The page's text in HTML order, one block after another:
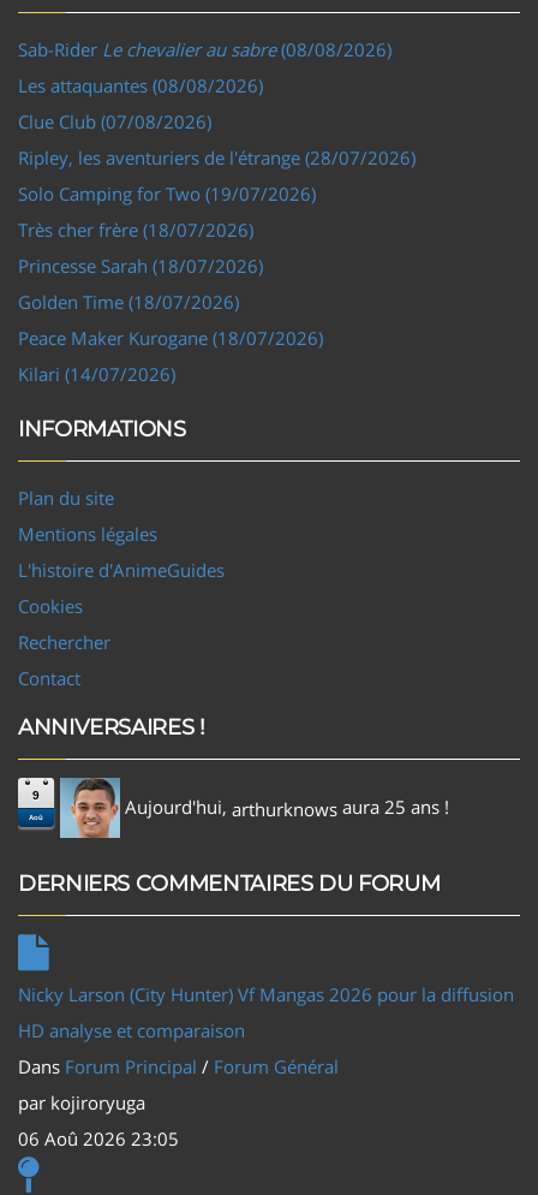
Sab-Rider Le chevalier au sabre(08/08/2026)
Les attaquantes (08/08/2026)
Clue Club (07/08/2026)
Ripley, les aventuriers de l'étrange (28/07/2026)
Solo Camping for Two (19/07/2026)
Très cher frère (18/07/2026)
Princesse Sarah (18/07/2026)
Golden Time (18/07/2026)
Peace Maker Kurogane (18/07/2026)
Kilari (14/07/2026)
INFORMATIONS
Plan du site
Mentions légales
L'histoire d'AnimeGuides
Cookies
Rechercher
Contact
ANNIVERSAIRES !
9
Aoû Aujourd'hui, arthurknows aura 25 ans !
DERNIERS COMMENTAIRES DU FORUM
Nicky Larson (City Hunter) Vf Mangas 2026 pour la diffusion
HD analyse et comparaison
Dans Forum Principal / Forum Général
par kojiroryuga
06 Aoû 2026 23:05